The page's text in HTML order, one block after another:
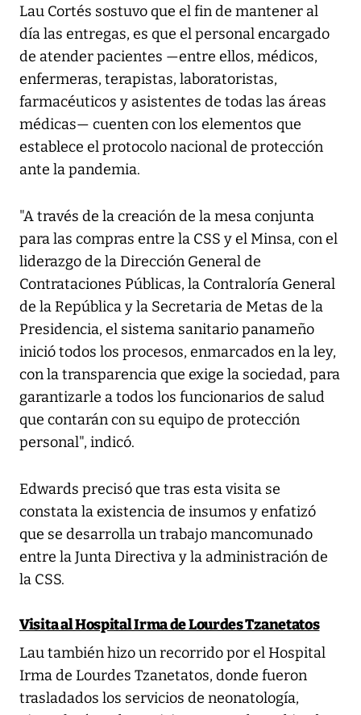
Lau Cortés sostuvo que el fin de mantener al
día las entregas, es que el personal encargado
de atender pacientes —entre ellos, médicos,
enfermeras, terapistas, laboratoristas,
farmacéuticos y asistentes de todas las áreas
médicas— cuenten con los elementos que
establece el protocolo nacional de protección
ante la pandemia.
"A través de la creación de la mesa conjunta
para las compras entre la CSS y el Minsa, con el
liderazgo de la Dirección General de
Contrataciones Públicas, la Contraloría General
de la República y la Secretaria de Metas de la
Presidencia, el sistema sanitario panameño
inició todos los procesos, enmarcados en la ley,
con la transparencia que exige la sociedad, para
garantizarle a todos los funcionarios de salud
que contarán con su equipo de protección
personal", indicó.
Edwards precisó que tras esta visita se
constata la existencia de insumos y enfatizó
que se desarrolla un trabajo mancomunado
entre la Junta Directiva y la administración de
la CSS.
Visita al Hospital Irma de Lourdes Tzanetatos
Lau también hizo un recorrido por el Hospital
Irma de Lourdes Tzanetatos, donde fueron
trasladados los servicios de neonatología,